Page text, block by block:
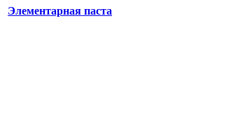
Элементарная паста